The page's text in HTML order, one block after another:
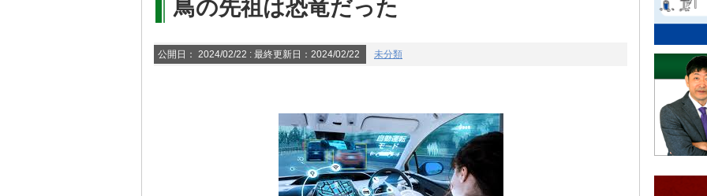
鳥の先祖は恐竜だった
公開日： 2024/02/22 : 最終更新日：2024/02/22 未分類